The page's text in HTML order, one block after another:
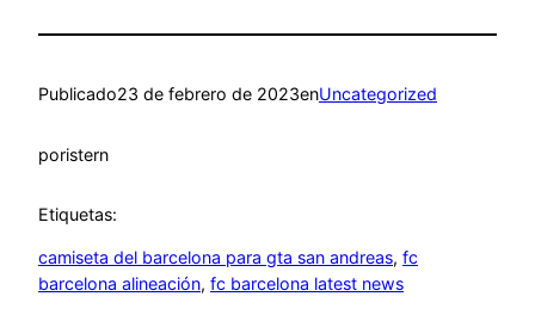
Publicado23 de febrero de 2023enUncategorized
poristern
Etiquetas:
camiseta del barcelona para gta san andreas, fc
barcelona alineación, fc barcelona latest news